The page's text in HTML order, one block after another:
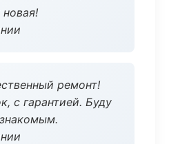
новая!
ремонт!
с гарантией. Буду